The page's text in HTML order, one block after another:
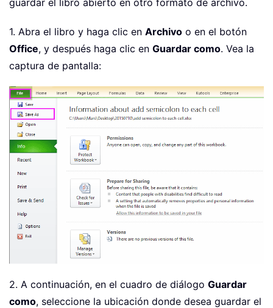
guardar el libro abierto en otro formato de archivo.
1. Abra el libro y haga clic en Archivo o en el botón
Office, y después haga clic en Guardar como. Vea la
captura de pantalla:
2. A continuación, en el cuadro de diálogo Guardar
como, seleccione la ubicación donde desea guardar el